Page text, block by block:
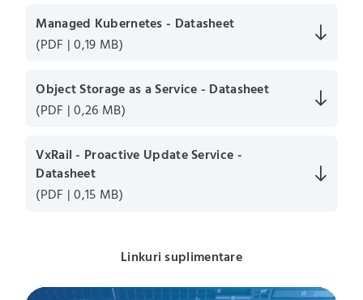
Managed Kubernetes - Datasheet
(PDF | 0,19 MB)
Object Storage as a Service - Datasheet
(PDF | 0,26 MB)
VxRail - Proactive Update Service -
Datasheet
(PDF | 0,15 MB)
Linkuri suplimentare